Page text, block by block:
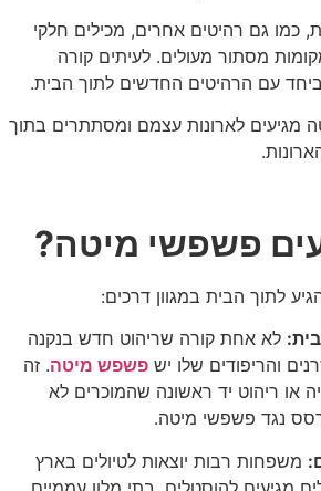
כמו גם רהיטים אחרים, מכילים חלקי
מסתור מעולים. לעיתים קורה
עם הרהיטים החדשים לתוך הבית.
מגיעים לארונות עצמם ומסתתרים בתוך
פשפשי מיטה?
לתוך הבית במגוון דרכים:
לא אחת קורה שריהוט חדש בנקנה
והריפודים שלו יש פשפש מיטה. זה
או ריהוט יד ראשונה שהמוכרים לא
נגד פשפשי מיטה.
משפחות רבות יוצאות לטיולים בארץ